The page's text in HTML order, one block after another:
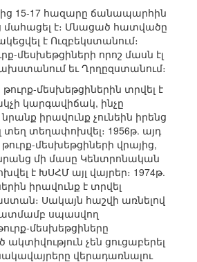
15-17 հազարը ճանապարհին
մահացել է։ Մնացած հատվածը
է Ուզբեկստանում։
մեսխեթցիների որոշ մասն էլ
եւ Ղրղըզստանում։
մեսխեթցիներին տրվել է
կարգավիճակ, ինչը
իրավունք չունեին իրենց
տեղ տեղափոխվել։ 1956թ. այդ
մեսխեթցիների վրայից,
նրանց մի մասը Կենտրոնական
է ԽՍՀՄ այլ վայրեր։ 1974թ.
իրավունք է տրվել
Սակայն հաշվի առնելով
սպասվող
մեսխեթցիները
չեն ցուցաբերել
վերադառնալու